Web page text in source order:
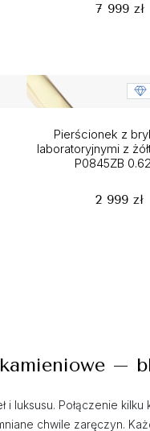
7 999 zł
Pierścionek z
laboratoryjnymi z
P0845ZB
2 999 zł
–
i luksusu. Połączenie
chwile zaręczyn.